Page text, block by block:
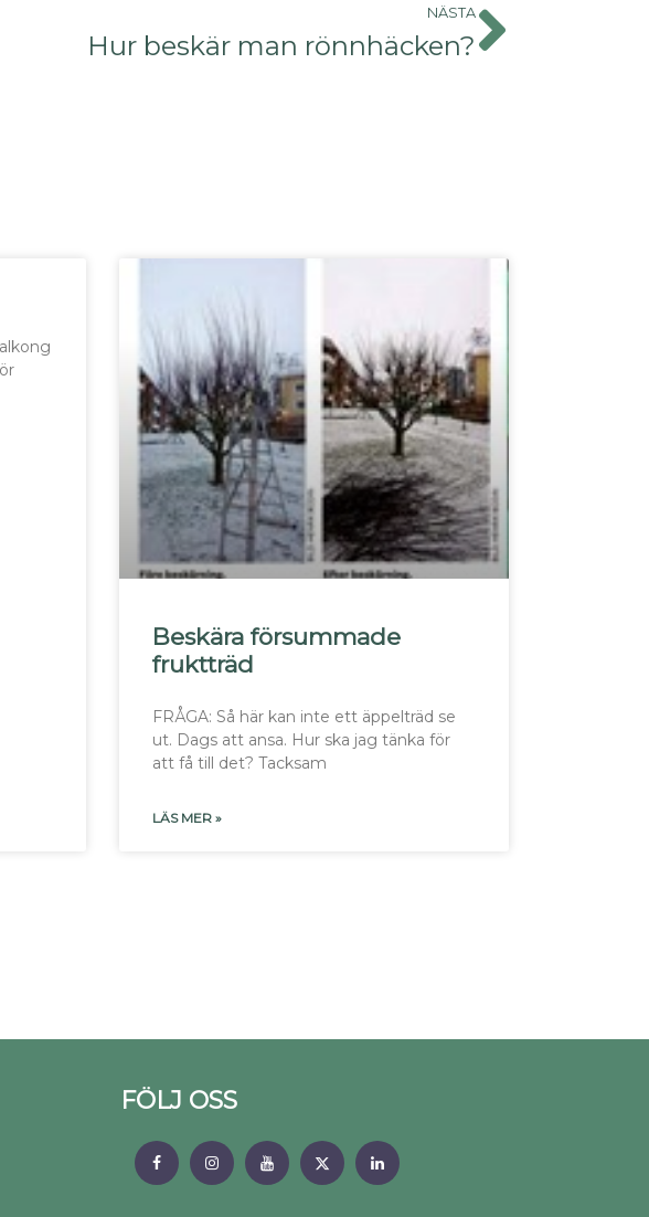
NÄSTA
Hur beskär man rönnhäcken?
Beskära försummade
fruktträd
FRÅGA: Så här kan inte ett äppelträd se
ut. Dags att ansa. Hur ska jag tänka för
att få till det? Tacksam
LÄS MER »
FÖLJ OSS